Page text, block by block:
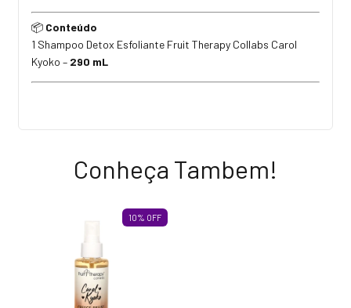
📦 Conteúdo
1 Shampoo Detox Esfoliante Fruit Therapy Collabs Carol
Kyoko – 290 mL
Conheça Tambem!
10% OFF